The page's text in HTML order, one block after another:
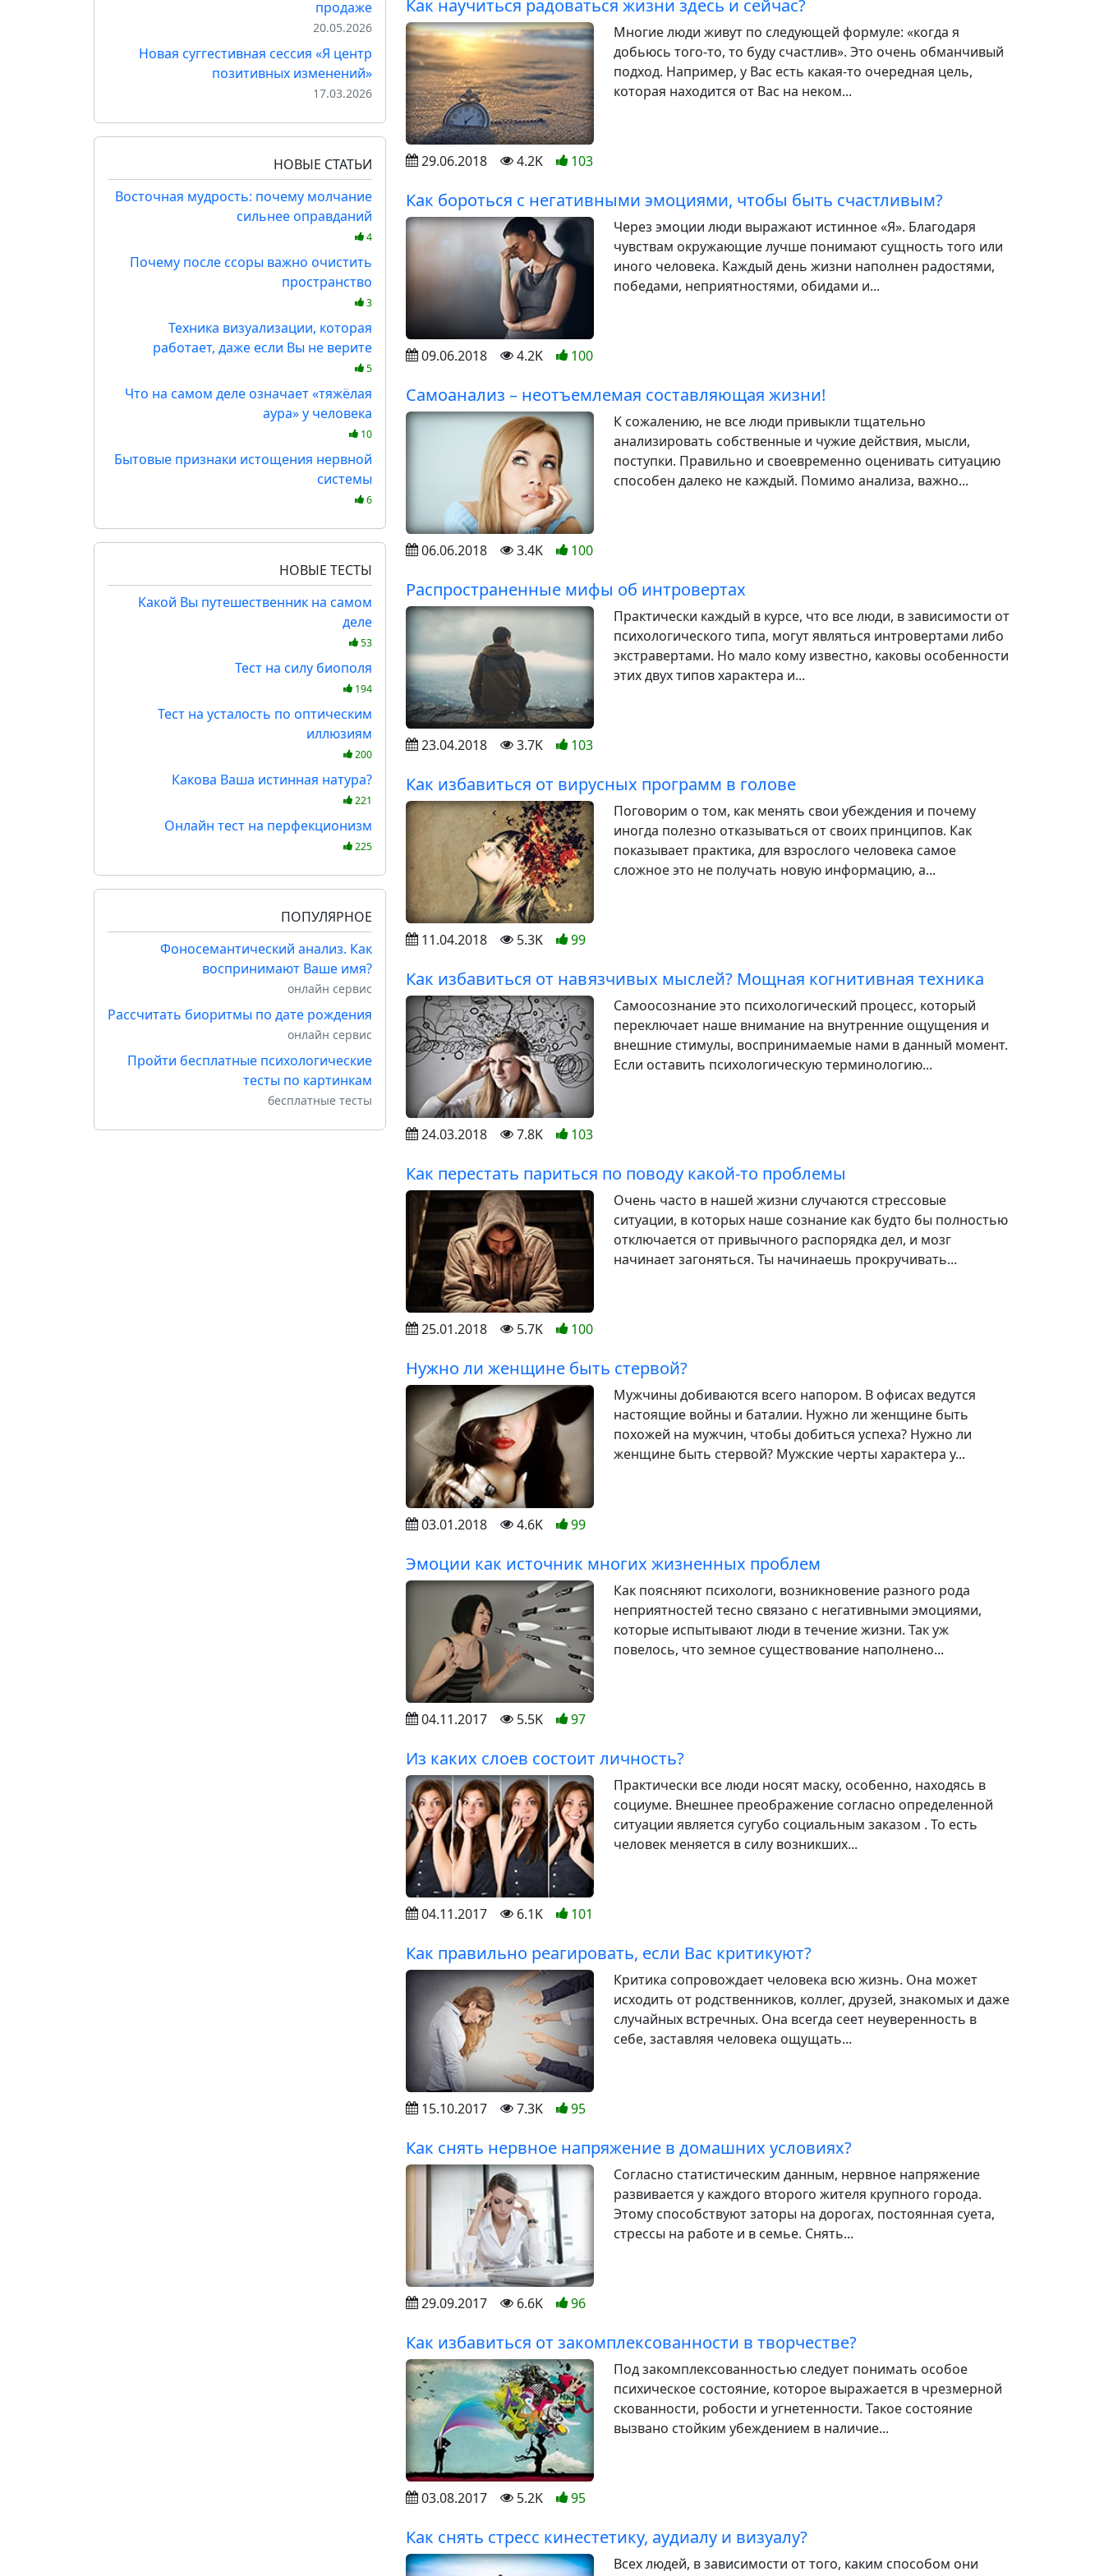
продаже
20.05.2026
Новая суггестивная сессия «Я центр
позитивных изменений»
17.03.2026
НОВЫЕ СТАТЬИ
Восточная мудрость: почему молчание
сильнее оправданий
4
Почему после ссоры важно очистить
пространство
3
Техника визуализации, которая
работает, даже если Вы не верите
5
Что на самом деле означает «тяжёлая
аура» у человека
10
Бытовые признаки истощения нервной
системы
6
НОВЫЕ ТЕСТЫ
Какой Вы путешественник на самом
деле
53
Тест на силу биополя
194
Тест на усталость по оптическим
иллюзиям
200
Какова Ваша истинная натура?
221
Онлайн тест на перфекционизм
225
ПОПУЛЯРНОЕ
Фоносемантический анализ. Как
воспринимают Ваше имя?
онлайн сервис
Рассчитать биоритмы по дате рождения
онлайн сервис
Пройти бесплатные психологические
тесты по картинкам
бесплатные тесты
Как научиться радоваться жизни здесь и сейчас?
Многие люди живут по следующей формуле: «когда я
добьюсь того-то, то буду счастлив». Это очень обманчивый
подход. Например, у Вас есть какая-то очередная цель,
которая находится от Вас на неком...
29.06.2018 4.2K 103
Как бороться с негативными эмоциями, чтобы быть счастливым?
Через эмоции люди выражают истинное «Я». Благодаря
чувствам окружающие лучше понимают сущность того или
иного человека. Каждый день жизни наполнен радостями,
победами, неприятностями, обидами и...
09.06.2018 4.2K 100
Самоанализ – неотъемлемая составляющая жизни!
К сожалению, не все люди привыкли тщательно
анализировать собственные и чужие действия, мысли,
поступки. Правильно и своевременно оценивать ситуацию
способен далеко не каждый. Помимо анализа, важно...
06.06.2018 3.4K 100
Распространенные мифы об интровертах
Практически каждый в курсе, что все люди, в зависимости от
психологического типа, могут являться интровертами либо
экстравертами. Но мало кому известно, каковы особенности
этих двух типов характера и...
23.04.2018 3.7K 103
Как избавиться от вирусных программ в голове
Поговорим о том, как менять свои убеждения и почему
иногда полезно отказываться от своих принципов. Как
показывает практика, для взрослого человека самое
сложное это не получать новую информацию, а...
11.04.2018 5.3K 99
Как избавиться от навязчивых мыслей? Мощная когнитивная техника
Самоосознание это психологический процесс, который
переключает наше внимание на внутренние ощущения и
внешние стимулы, воспринимаемые нами в данный момент.
Если оставить психологическую терминологию...
24.03.2018 7.8K 103
Как перестать париться по поводу какой-то проблемы
Очень часто в нашей жизни случаются стрессовые
ситуации, в которых наше сознание как будто бы полностью
отключается от привычного распорядка дел, и мозг
начинает загоняться. Ты начинаешь прокручивать...
25.01.2018 5.7K 100
Нужно ли женщине быть стервой?
Мужчины добиваются всего напором. В офисах ведутся
настоящие войны и баталии. Нужно ли женщине быть
похожей на мужчин, чтобы добиться успеха? Нужно ли
женщине быть стервой? Мужские черты характера у...
03.01.2018 4.6K 99
Эмоции как источник многих жизненных проблем
Как поясняют психологи, возникновение разного рода
неприятностей тесно связано с негативными эмоциями,
которые испытывают люди в течение жизни. Так уж
повелось, что земное существование наполнено...
04.11.2017 5.5K 97
Из каких слоев состоит личность?
Практически все люди носят маску, особенно, находясь в
социуме. Внешнее преображение согласно определенной
ситуации является сугубо социальным заказом . То есть
человек меняется в силу возникших...
04.11.2017 6.1K 101
Как правильно реагировать, если Вас критикуют?
Критика сопровождает человека всю жизнь. Она может
исходить от родственников, коллег, друзей, знакомых и даже
случайных встречных. Она всегда сеет неуверенность в
себе, заставляя человека ощущать...
15.10.2017 7.3K 95
Как снять нервное напряжение в домашних условиях?
Согласно статистическим данным, нервное напряжение
развивается у каждого второго жителя крупного города.
Этому способствуют заторы на дорогах, постоянная суета,
стрессы на работе и в семье. Снять...
29.09.2017 6.6K 96
Как избавиться от закомплексованности в творчестве?
Под закомплексованностью следует понимать особое
психическое состояние, которое выражается в чрезмерной
скованности, робости и угнетенности. Такое состояние
вызвано стойким убеждением в наличие...
03.08.2017 5.2K 95
Как снять стресс кинестетику, аудиалу и визуалу?
Всех людей, в зависимости от того, каким способом они